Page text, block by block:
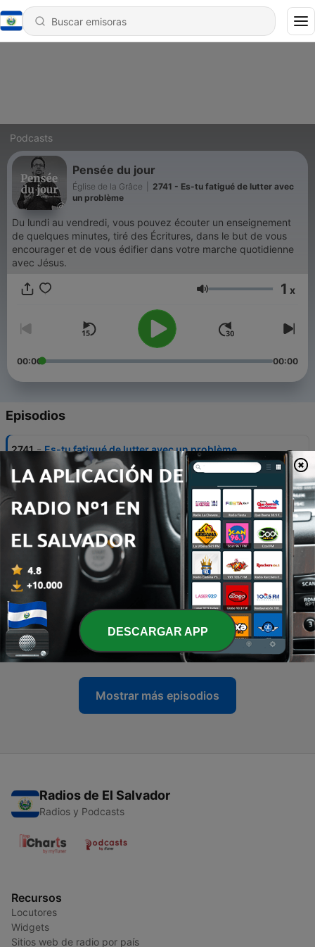
Podcasts
Pensée du jour
Église de la Grâce
2741 - Es-tu fatigué de lutter avec
un problème
Du lundi au vendredi, vous pouvez écouter un enseignement
de quelques minutes, tiré des Écritures, dans le but de vous
encourager et de vous édifier dans votre marche quotidienne
avec Jésus.
Volumen 1 x
00:00 00:00
Episodios
2741 - Es-tu fatigué de lutter avec un problème
20 feb. 2025
2740 Endurer un criminel?
19 feb. 2025
2739 - En moi est le Prince de Paix
2738 - Écoute ton arbitre
17 feb. 2025
2737 - Domine dans cette vie
16 feb. 2025
Mostrar más episodios
Radios de El Salvador
Radios y Podcasts
Recursos
Locutores
Widgets
Sitios web de radio por país
DESCARGAR APP